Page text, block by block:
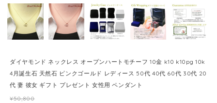
ダイヤモンド ネックレス オープンハートモチーフ 10金 k10 k10pg 10k
4月誕生石 天然石 ピンクゴールド レディース 50代 40代 60代 30代 20
代 妻 彼女 ギフト プレゼント 女性用 ペンダント
¥50,800